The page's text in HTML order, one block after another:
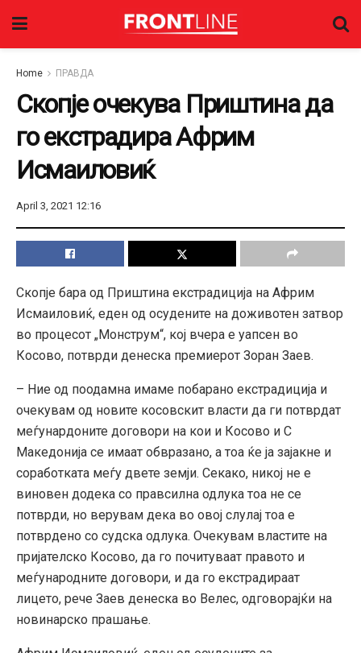
Home ПРАВДА
Скопје очекува Приштина да
го екстрадира Африм
Исмаиловиќ
April 3, 2021 12:16
Скопје бара од Приштина екстрадиција на Африм
Исмаиловиќ, еден од осудените на доживотен затвор
во процесот „Монструм“, кој вчера е уапсен во
Косово, потврди денеска премиерот Зоран Заев.
– Ние од поодамна имаме побарано екстрадиција и
очекувам од новите косовскит власти да ги потврдат
меѓунардоните договори на кои и Косово и С
Македонија се имаат обвразано, а тоа ќе ја зајакне и
соработката меѓу двете земји. Секако, никој не е
виновен додека со правсилна одлука тоа не се
потврди, но верувам дека во овој слулај тоа е
потврдено со судска одлука. Очекувам властите на
пријателско Косово, да го почитуваат правото и
меѓународните договори, и да го екстрадираат
лицето, рече Заев денеска во Велес, одговорајќи на
новинарско прашање.